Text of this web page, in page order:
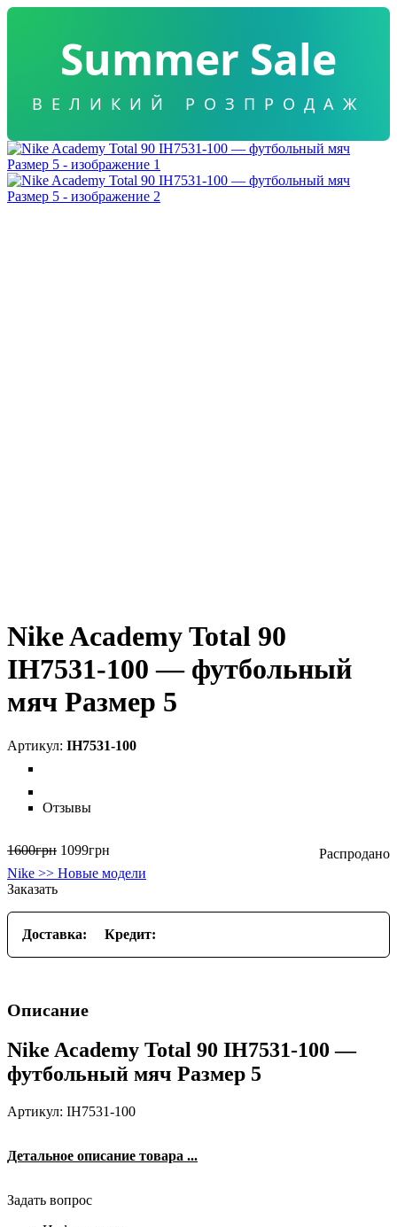
Summer Sale
ВЕЛИКИЙ РОЗПРОДАЖ
Nike Academy Total 90
IH7531-100 — футбольный
мяч Размер 5
IH7531-100
Отзывы
1600грн 1099грн
Nike >> Новые модели
Заказать
Доставка: Кредит:
Описание
Nike Academy Total 90 IH7531-100 —
футбольный мяч Размер 5
Артикул: IH7531-100
Детальное описание товара ...
Задать вопрос